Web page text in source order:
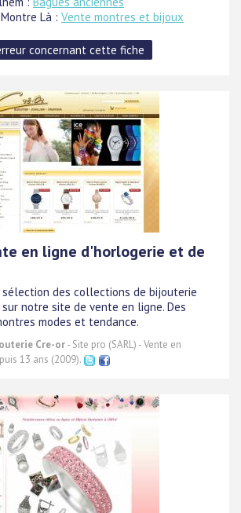
Là : Vente montres et bijoux
en ligne d'horlogerie et de
sélection des collections de bijouterie
notre site de vente en ligne. Des
modes et tendance.
Cre-or- Site pro (SARL) - Vente en
13 ans (2009).